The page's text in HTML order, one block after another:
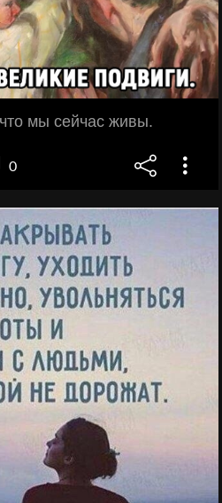
мы сейчас живы.
0